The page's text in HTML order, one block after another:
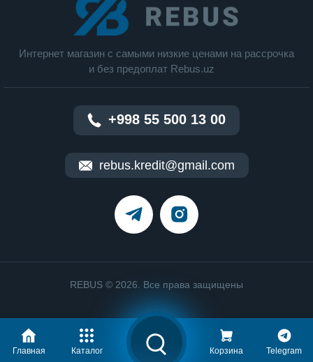
Интернет магазин c cамыми низкие ценами на рассрочка
и без предоплат Rebus.uz
+998 55 500 13 00
rebus.kredit@gmail.com
REBUS © 2026. Все права защищены
Главная Каталог Корзина Telegram